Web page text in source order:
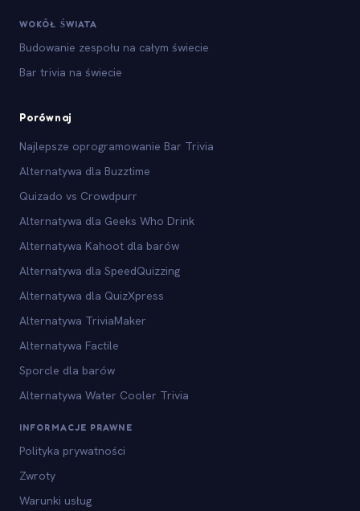
WOKÓŁ ŚWIATA
Budowanie zespołu na całym świecie
Bar trivia na świecie
Porównaj
Najlepsze oprogramowanie Bar Trivia
Alternatywa dla Buzztime
Quizado vs Crowdpurr
Alternatywa dla Geeks Who Drink
Alternatywa Kahoot dla barów
Alternatywa dla SpeedQuizzing
Alternatywa dla QuizXpress
Alternatywa TriviaMaker
Alternatywa Factile
Sporcle dla barów
Alternatywa Water Cooler Trivia
INFORMACJE PRAWNE
Polityka prywatności
Zwroty
Warunki usług